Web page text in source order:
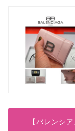
【バレンシ